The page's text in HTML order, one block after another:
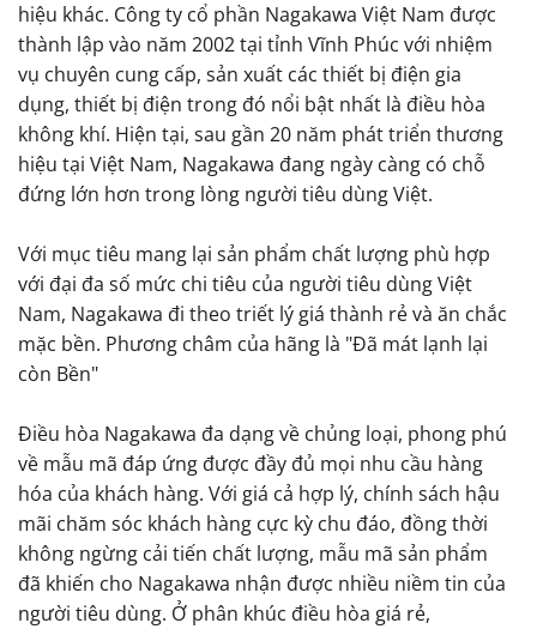
hiệu khác. Công ty cổ phần Nagakawa Việt Nam được
thành lập vào năm 2002 tại tỉnh Vĩnh Phúc với nhiệm
vụ chuyên cung cấp, sản xuất các thiết bị điện gia
dụng, thiết bị điện trong đó nổi bật nhất là điều hòa
không khí. Hiện tại, sau gần 20 năm phát triển thương
hiệu tại Việt Nam, Nagakawa đang ngày càng có chỗ
đứng lớn hơn trong lòng người tiêu dùng Việt.
Với mục tiêu mang lại sản phẩm chất lượng phù hợp
với đại đa số mức chi tiêu của người tiêu dùng Việt
Nam, Nagakawa đi theo triết lý giá thành rẻ và ăn chắc
mặc bền. Phương châm của hãng là "Đã mát lạnh lại
còn Bền"
Điều hòa Nagakawa đa dạng về chủng loại, phong phú
về mẫu mã đáp ứng được đầy đủ mọi nhu cầu hàng
hóa của khách hàng. Với giá cả hợp lý, chính sách hậu
mãi chăm sóc khách hàng cực kỳ chu đáo, đồng thời
không ngừng cải tiến chất lượng, mẫu mã sản phẩm
đã khiến cho Nagakawa nhận được nhiều niềm tin của
người tiêu dùng. Ở phân khúc điều hòa giá rẻ,